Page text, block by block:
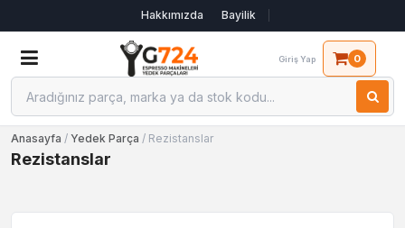
Hakkımızda Bayilik
Giriş Yap 0
Anasayfa / Yedek Parça / Rezistanslar
Rezistanslar